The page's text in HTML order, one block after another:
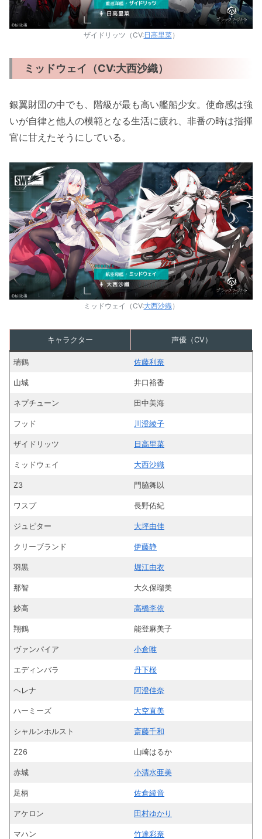
ザイドリッツ（CV:日高里菜）
ミッドウェイ（CV:大西沙織）
銀翼財団の中でも、階級が最も高い艦船少女。使命感は強
いが自律と他人の模範となる生活に疲れ、非番の時は指揮
官に甘えたそうにしている。
ミッドウェイ（CV:大西沙織）
キャラクター 声優（CV）
瑞鶴 佐藤利奈
山城 井口裕香
ネプチューン 田中美海
フッド 川澄綾子
ザイドリッツ 日高里菜
ミッドウェイ 大西沙織
Z3 門脇舞以
ワスプ 長野佑紀
ジュピター 大坪由佳
クリーブランド 伊藤静
羽黒 堀江由衣
那智 大久保瑠美
妙高 高橋李依
翔鶴 能登麻美子
ヴァンパイア 小倉唯
エディンバラ 丹下桜
ヘレナ 阿澄佳奈
ハーミーズ 大空直美
シャルンホルスト 斎藤千和
Z26 山崎はるか
赤城 小清水亜美
足柄 佐倉綾音
アケロン 田村ゆかり
マハン 竹達彩奈